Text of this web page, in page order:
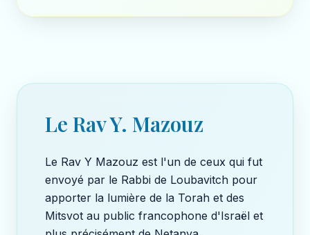
Le Rav Y. Mazouz
Le Rav Y Mazouz est l'un de ceux qui fut
envoyé par le Rabbi de Loubavitch pour
apporter la lumière de la Torah et des
Mitsvot au public francophone d'Israël et